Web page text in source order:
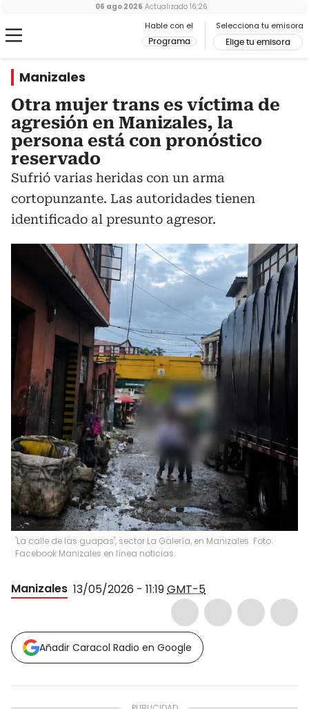
Hable con el
Programa
Selecciona tu emisora
Elige tu emisora
06 ago 2026 Actualizado 16:26
Manizales
Otra mujer trans es víctima de
agresión en Manizales, la
persona está con pronóstico
reservado
Sufrió varias heridas con un arma
cortopunzante. Las autoridades tienen
identificado al presunto agresor.
'La calle de las guapas', sector La Galería, en Manizales. Foto:
Facebook Manizales en línea noticias.
Manizales 13/05/2026 - 11:19GMT-5
Añadir Caracol Radio en Google